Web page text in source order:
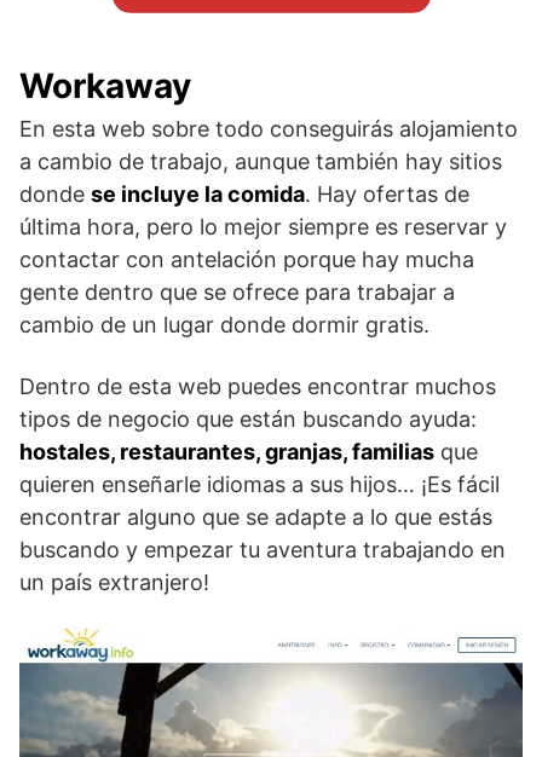
Workaway
En esta web sobre todo conseguirás alojamiento
a cambio de trabajo, aunque también hay sitios
donde se incluye la comida. Hay ofertas de
última hora, pero lo mejor siempre es reservar y
contactar con antelación porque hay mucha
gente dentro que se ofrece para trabajar a
cambio de un lugar donde dormir gratis.
Dentro de esta web puedes encontrar muchos
tipos de negocio que están buscando ayuda:
hostales, restaurantes, granjas, familias que
quieren enseñarle idiomas a sus hijos… ¡Es fácil
encontrar alguno que se adapte a lo que estás
buscando y empezar tu aventura trabajando en
un país extranjero!